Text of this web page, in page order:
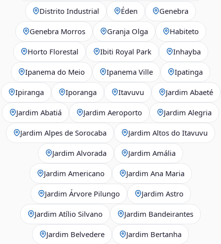
Distrito Industrial Éden Genebra
Genebra Morros Granja Olga Habiteto
Horto Florestal Ibiti Royal Park Inhayba
Ipanema do Meio Ipanema Ville Ipatinga
Ipiranga Iporanga Itavuvu Jardim Abaeté
Jardim Abatiá Jardim Aeroporto Jardim Alegria
Jardim Alpes de Sorocaba Jardim Altos do Itavuvu
Jardim Alvorada Jardim Amália
Jardim Americano Jardim Ana Maria
Jardim Árvore Pilungo Jardim Astro
Jardim Atílio Silvano Jardim Bandeirantes
Jardim Belvedere Jardim Bertanha